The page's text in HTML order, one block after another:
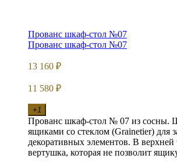
Прованс шкаф-стол №07
Прованс шкаф-стол №07
13 160 ₽
11 580 ₽
+1
Прованс шкаф-стол № 07 из сосны.
ящиками со стеклом (Grainetier) для
декоративных элементов. В верхней
вертушка, которая не позволит